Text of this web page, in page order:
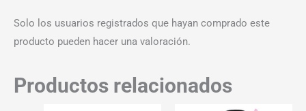
Solo los usuarios registrados que hayan comprado este
producto pueden hacer una valoración.
Productos relacionados